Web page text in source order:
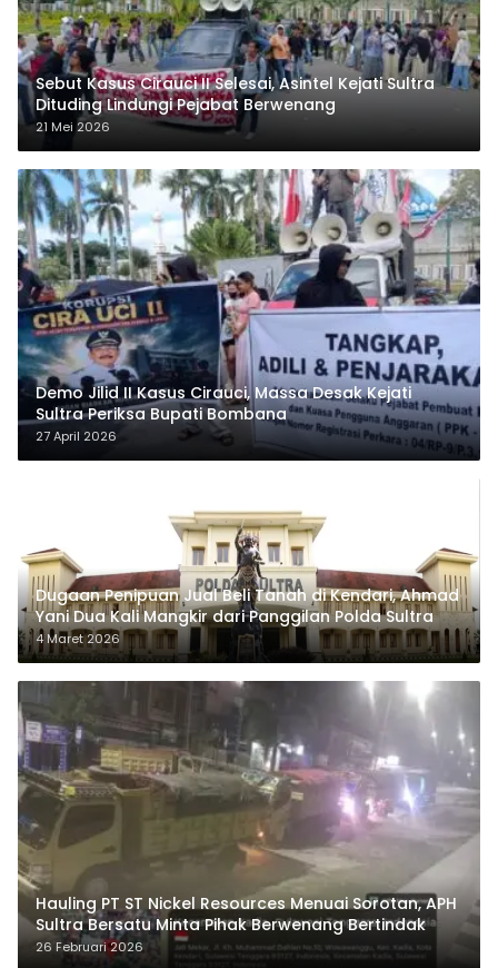
Sebut Kasus Cirauci II Selesai, Asintel Kejati Sultra
Dituding Lindungi Pejabat Berwenang
21 Mei 2026
Demo Jilid II Kasus Cirauci, Massa Desak Kejati
Sultra Periksa Bupati Bombana
27 April 2026
Dugaan Penipuan Jual Beli Tanah di Kendari, Ahmad
Yani Dua Kali Mangkir dari Panggilan Polda Sultra
4 Maret 2026
Hauling PT ST Nickel Resources Menuai Sorotan, APH
Sultra Bersatu Minta Pihak Berwenang Bertindak
26 Februari 2026